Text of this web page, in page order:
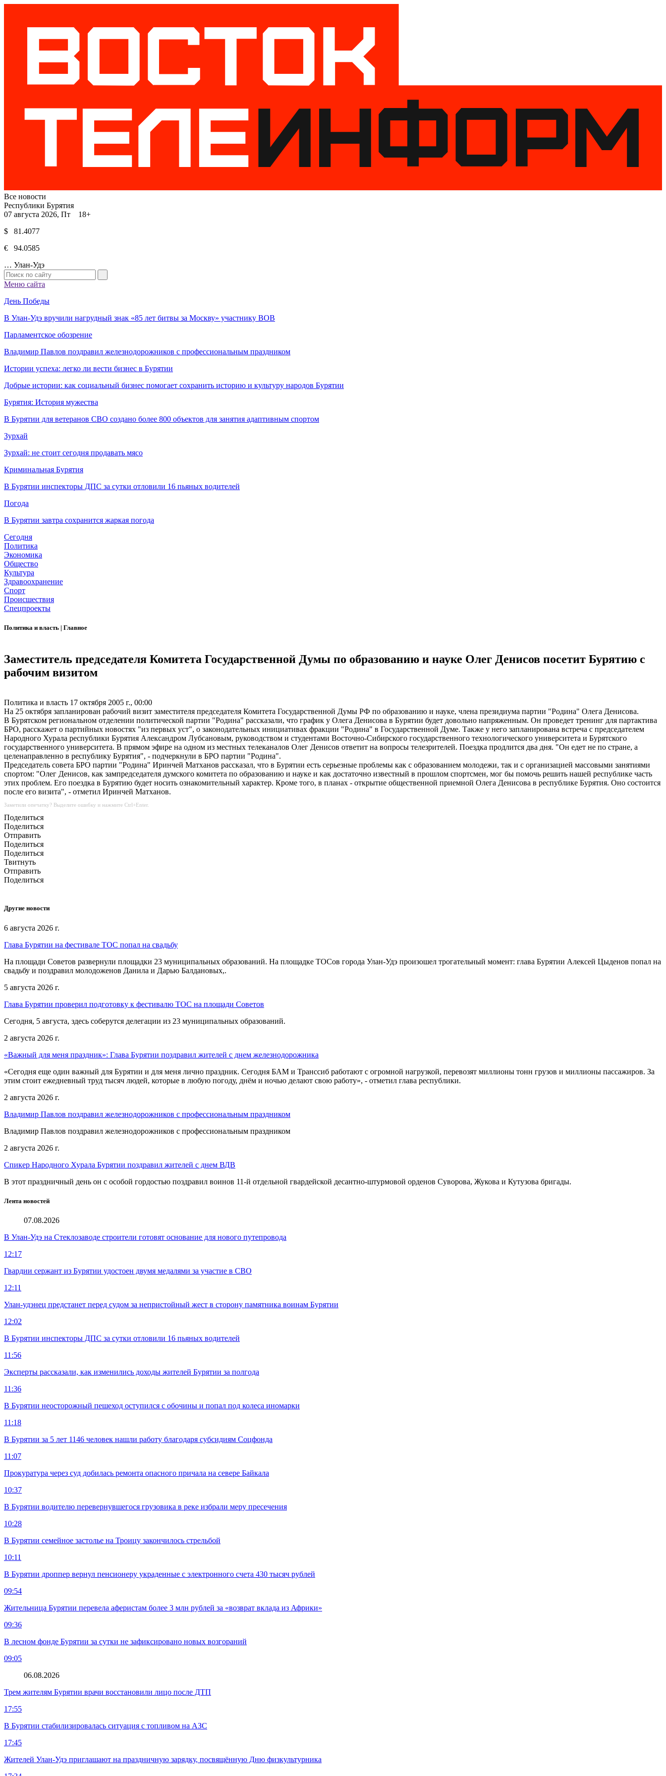
Все новости
Республики Бурятия
07 августа 2026, Пт 18+
$ 81.4077
€ 94.0585
… Улан-Удэ
Меню сайта
День Победы
В Улан-Удэ вручили нагрудный знак «85 лет битвы за Москву» участнику ВОВ
Парламентское обозрение
Владимир Павлов поздравил железнодорожников с профессиональным праздником
Истории успеха: легко ли вести бизнес в Бурятии
Добрые истории: как социальный бизнес помогает сохранить историю и культуру народов Бурятии
Бурятия: История мужества
В Бурятии для ветеранов СВО создано более 800 объектов для занятия адаптивным спортом
Зурхай
Зурхай: не стоит сегодня продавать мясо
Криминальная Бурятия
В Бурятии инспекторы ДПС за сутки отловили 16 пьяных водителей
Погода
В Бурятии завтра сохранится жаркая погода
Сегодня
Политика
Экономика
Общество
Культура
Здравоохранение
Спорт
Происшествия
Спецпроекты
Политика и власть | Главное
Заместитель председателя Комитета Государственной Думы по образованию и науке Олег Денисов посетит Бурятию с
рабочим визитом
Политика и власть 17 октября 2005 г., 00:00
На 25 октября запланирован рабочий визит заместителя председателя Комитета Государственной Думы РФ по образованию и науке, члена президиума партии "Родина" Олега Денисова.
В Бурятском региональном отделении политической партии "Родина" рассказали, что график у Олега Денисова в Бурятии будет довольно напряженным. Он проведет тренинг для партактива
БРО, расскажет о партийных новостях "из первых уст", о законодательных инициативах фракции "Родина" в Государственной Думе. Также у него запланирована встреча с председателем
Народного Хурала республики Бурятия Александром Лубсановым, руководством и студентами Восточно-Сибирского государственного технологического университета и Бурятского
государственного университета. В прямом эфире на одном из местных телеканалов Олег Денисов ответит на вопросы телезрителей. Поездка продлится два дня. "Он едет не по стране, а
целенаправленно в республику Бурятия", - подчеркнули в БРО партии "Родина".
Председатель совета БРО партии "Родина" Иринчей Матханов рассказал, что в Бурятии есть серьезные проблемы как с образованием молодежи, так и с организацией массовыми занятиями
спортом: "Олег Денисов, как зампредседателя думского комитета по образованию и науке и как достаточно известный в прошлом спортсмен, мог бы помочь решить нашей республике часть
этих проблем. Его поездка в Бурятию будет носить ознакомительный характер. Кроме того, в планах - открытие общественной приемной Олега Денисова в республике Бурятия. Оно состоится
после его визита", - отметил Иринчей Матханов.
Заметили опечатку? Выделите ошибку и нажмите Ctrl+Enter.
Поделиться
Поделиться
Отправить
Поделиться
Поделиться
Твитнуть
Отправить
Поделиться
Другие новости
6 августа 2026 г.
Глава Бурятии на фестивале ТОС попал на свадьбу
На площади Советов развернули площадки 23 муниципальных образований. На площадке ТОСов города Улан-Удэ произошел трогательный момент: глава Бурятии Алексей Цыденов попал на
свадьбу и поздравил молодоженов Данила и Дарью Балдановых,.
5 августа 2026 г.
Глава Бурятии проверил подготовку к фестивалю ТОС на площади Советов
Сегодня, 5 августа, здесь соберутся делегации из 23 муниципальных образований.
2 августа 2026 г.
«Важный для меня праздник»: Глава Бурятии поздравил жителей с днем железнодорожника
«Сегодня еще один важный для Бурятии и для меня лично праздник. Сегодня БАМ и Транссиб работают с огромной нагрузкой, перевозят миллионы тонн грузов и миллионы пассажиров. За
этим стоит ежедневный труд тысяч людей, которые в любую погоду, днём и ночью делают свою работу», - отметил глава республики.
2 августа 2026 г.
Владимир Павлов поздравил железнодорожников с профессиональным праздником
Владимир Павлов поздравил железнодорожников с профессиональным праздником
2 августа 2026 г.
Спикер Народного Хурала Бурятии поздравил жителей с днем ВДВ
В этот праздничный день он с особой гордостью поздравил воинов 11-й отдельной гвардейской десантно-штурмовой орденов Суворова, Жукова и Кутузова бригады.
Лента новостей
07.08.2026
В Улан-Удэ на Стеклозаводе строители готовят основание для нового путепровода
12:17
Гвардии сержант из Бурятии удостоен двумя медалями за участие в СВО
12:11
Улан-удэнец предстанет перед судом за непристойный жест в сторону памятника воинам Бурятии
12:02
В Бурятии инспекторы ДПС за сутки отловили 16 пьяных водителей
11:56
Эксперты рассказали, как изменились доходы жителей Бурятии за полгода
11:36
В Бурятии неосторожный пешеход оступился с обочины и попал под колеса иномарки
11:18
В Бурятии за 5 лет 1146 человек нашли работу благодаря субсидиям Соцфонда
11:07
Прокуратура через суд добилась ремонта опасного причала на севере Байкала
10:37
В Бурятии водителю перевернувшегося грузовика в реке избрали меру пресечения
10:28
В Бурятии семейное застолье на Троицу закончилось стрельбой
10:11
В Бурятии дроппер вернул пенсионеру украденные с электронного счета 430 тысяч рублей
09:54
Жительница Бурятии перевела аферистам более 3 млн рублей за «возврат вклада из Африки»
09:36
В лесном фонде Бурятии за сутки не зафиксировано новых возгораний
09:05
06.08.2026
Трем жителям Бурятии врачи восстановили лицо после ДТП
17:55
В Бурятии стабилизировалась ситуация с топливом на АЗС
17:45
Жителей Улан-Удэ приглашают на праздничную зарядку, посвящённую Дню физкультурника